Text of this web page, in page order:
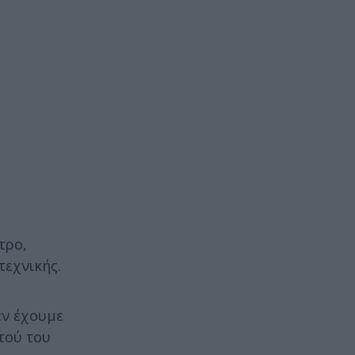
έχουμε
του